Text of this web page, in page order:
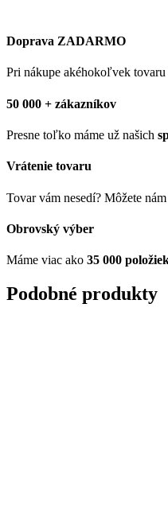
Doprava ZADARMO
Pri nákupe akéhokoľvek tovaru
50 000 + zákazníkov
Presne toľko máme už našich
Vrátenie tovaru
Tovar vám nesedí? Môžete
Obrovský výber
Máme viac ako 35 000
Podobné produkty